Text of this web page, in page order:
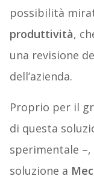
possibilità
produttività,
una revisione
dell’azienda.
Proprio per il
di questa
sperimentale
soluzione a